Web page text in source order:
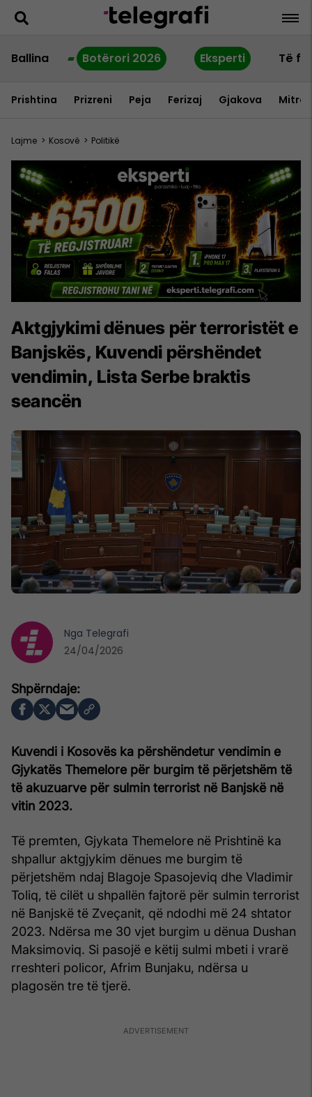
Ballina Botërori 2026 Eksperti Të
Prishtina Prizreni Peja Ferizaj Gjakova
Lajme > Kosovë > Politikë
​Aktgjykimi dënues për terroristët e
Banjskës, Kuvendi përshëndet
vendimin, Lista Serbe braktis
seancën
Kuvendi i Kosovës ka përshëndetur vendimin e
Gjykatës Themelore për burgim të përjetshëm të
të akuzuarve për sulmin terrorist në Banjskë në
vitin 2023.
Të premten, Gjykata Themelore në Prishtinë ka
shpallur aktgjykim dënues me burgim të
përjetshëm ndaj Blagoje Spasojeviq dhe Vladimir
Toliq, të cilët u shpallën fajtorë për sulmin terrorist
në Banjskë të Zveçanit, që ndodhi më 24 shtator
2023. Ndërsa me 30 vjet burgim u dënua Dushan
Maksimoviq. Si pasojë e këtij sulmi mbeti i vrarë
rreshteri policor, Afrim Bunjaku, ndërsa u
plagosën tre të tjerë.
Nga Telegrafi
24/04/2026